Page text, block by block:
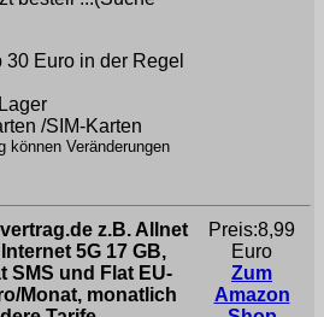
Euro in der Regel
/SIM-Karten
können Veränderungen
z.B. Allnet
5G 17 GB,
SMS und Flat EU-
Monat, monatlich
Preis:8,99
Euro
Zum
Amazon